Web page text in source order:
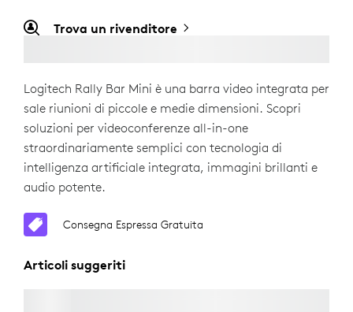
Trova un rivenditore
Logitech Rally Bar Mini è una barra video integrata per
sale riunioni di piccole e medie dimensioni. Scopri
soluzioni per videoconferenze all-in-one
straordinariamente semplici con tecnologia di
intelligenza artificiale integrata, immagini brillanti e
audio potente.
Consegna Espressa Gratuita
Articoli suggeriti